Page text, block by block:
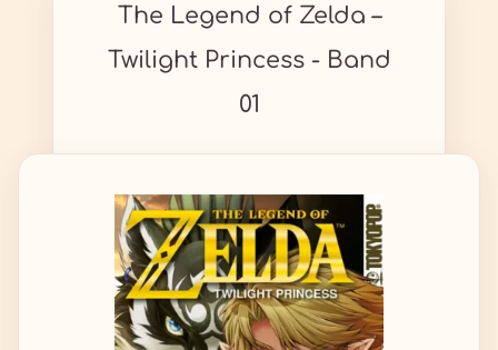
The Legend of Zelda –
Twilight Princess - Band
01
Bildergalerie überspringen